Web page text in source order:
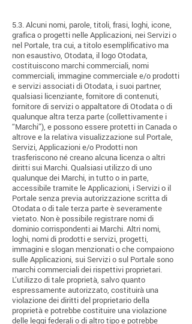
5.3. Alcuni nomi, parole, titoli, frasi, loghi, icone,
grafica o progetti nelle Applicazioni, nei Servizi o
nel Portale, tra cui, a titolo esemplificativo ma
non esaustivo, Otodata, il logo Otodata,
costituiscono marchi commerciali, nomi
commerciali, immagine commerciale e/o prodotti
e servizi associati di Otodata, i suoi partner,
qualsiasi licenziante, fornitore di contenuti,
fornitore di servizi o appaltatore di Otodata o di
qualunque altra terza parte (collettivamente i
“Marchi”), e possono essere protetti in Canada o
altrove e la relativa visualizzazione sul Portale,
Servizi, Applicazioni e/o Prodotti non
trasferiscono né creano alcuna licenza o altri
diritti sui Marchi. Qualsiasi utilizzo di uno
qualunque dei Marchi, in tutto o in parte,
accessibile tramite le Applicazioni, i Servizi o il
Portale senza previa autorizzazione scritta di
Otodata o di tale terza parte è severamente
vietato. Non è possibile registrare nomi di
dominio corrispondenti ai Marchi. Altri nomi,
loghi, nomi di prodotti e servizi, progetti,
immagini e slogan menzionati o che compaiono
sulle Applicazioni, sui Servizi o sul Portale sono
marchi commerciali dei rispettivi proprietari.
L’utilizzo di tale proprietà, salvo quanto
espressamente autorizzato, costituirà una
violazione dei diritti del proprietario della
proprietà e potrebbe costituire una violazione
delle leggi federali o di altro tipo e potrebbe